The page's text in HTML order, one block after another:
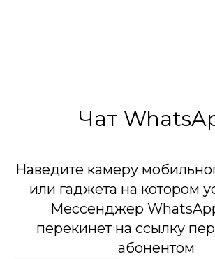
Чат
Наведите камеру
или гаджета на котором
Мессенджер
перекинет на ссылку
абонентом